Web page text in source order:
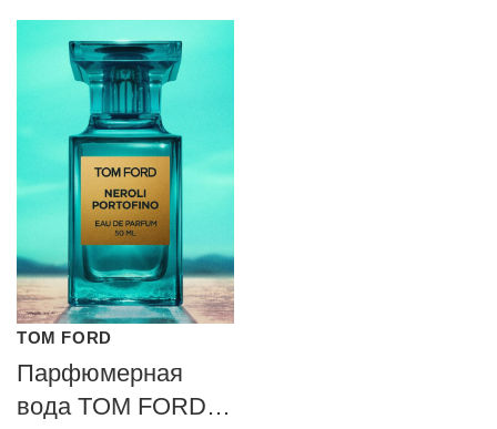
TOM FORD
Парфюмерная
вода TOM FORD